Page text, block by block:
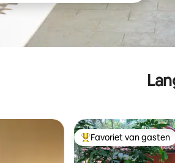
Topfavoriet van gasten
Favoriet van gasten